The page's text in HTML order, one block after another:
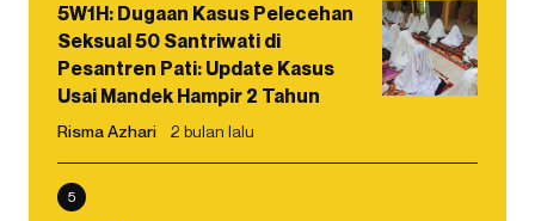
5W1H: Dugaan Kasus Pelecehan
Seksual 50 Santriwati di
Pesantren Pati: Update Kasus
Usai Mandek Hampir 2 Tahun
Risma Azhari 2 bulan lalu
5